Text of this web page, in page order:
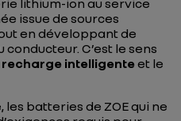
lithium-ion au service
issue de sources
en développant de
C’est le sens
recharge intelligente et le
batteries de ZOE qui ne